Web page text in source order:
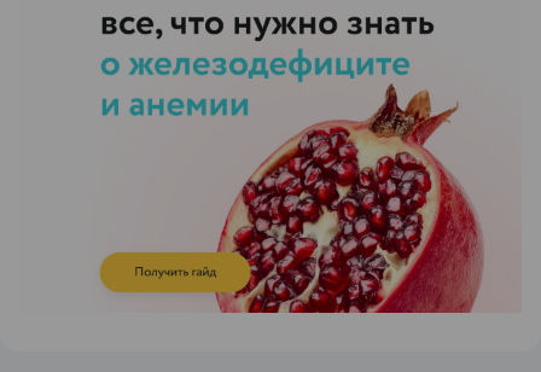
ЭФФЕКТИВНАЯ РЕКЛАМА НА САЙТЕ